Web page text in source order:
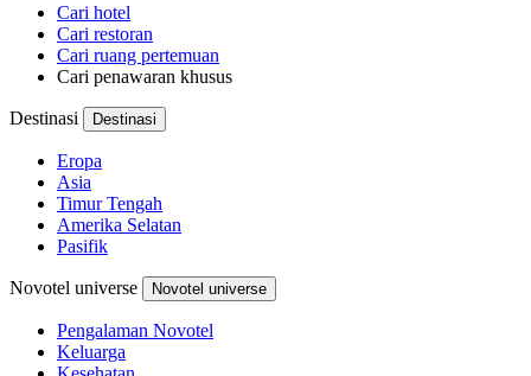
Cari hotel
Cari restoran
Cari ruang pertemuan
Cari penawaran khusus
Destinasi Destinasi
Eropa
Asia
Timur Tengah
Amerika Selatan
Pasifik
Novotel universe Novotel universe
Pengalaman Novotel
Keluarga